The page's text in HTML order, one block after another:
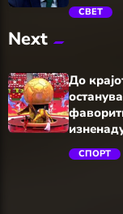
СВЕТ
Next
До
СПОРТ